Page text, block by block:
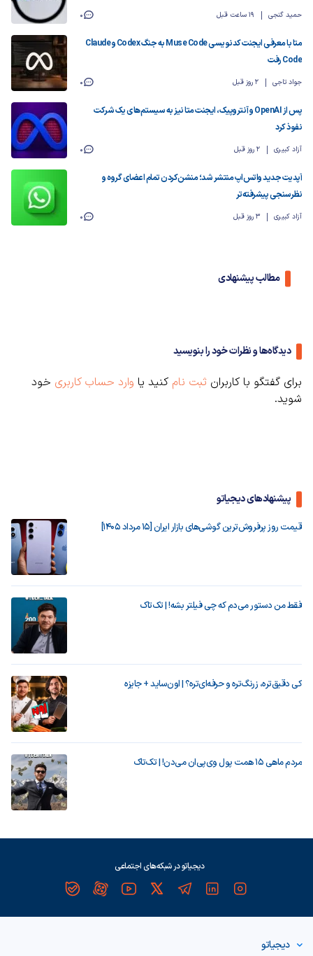
حمید گنجی 19 ساعت قبل 0
متا با معرفی ایجنت کدنویسی Muse Code به جنگ Codex و Claude
Code رفت
جواد تاجی 2 روز قبل 0
پس از OpenAI و آنتروپیک، ایجنت متا نیز به سیستم‌های یک شرکت
نفوذ کرد
آزاد کبیری 2 روز قبل 0
آپدیت‌ جدید واتس‌اپ منتشر شد؛ منشن‌کردن تمام اعضای گروه و
نظرسنجی پیشرفته‌تر
آزاد کبیری 3 روز قبل 0
مطالب پیشنهادی
دیدگاه‌ها و نظرات خود را بنویسید
برای گفتگو با کاربران ثبت نام کنید یا وارد حساب کاربری خود
شوید.
پیشنهادهای دیجیاتو
قیمت روز پرفروش‌ترین گوشی‌های بازار ایران [15 مرداد 1405]
فقط من دستور می‌دم که چی فیلتر بشه! | تک‌تاک
کی دقیق‌تره، زرنگ‌تره و حرفه‌ای‌تره؟ | اون‌ساید + جایزه
مردم ماهی ۱۵ همت پول وی‌پی‌ان می‌دن! | تک‌تاک
دیجیاتو در شبکه‌های اجتماعی
دیجیاتو